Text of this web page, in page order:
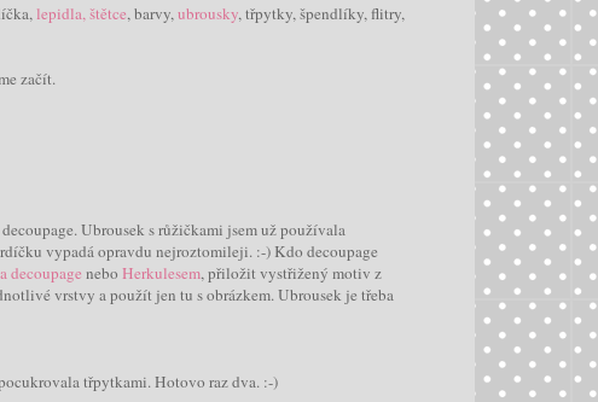
lepidla, štětce, barvy,ubrousky, třpytky, špendlíky, flitry,
začít.
Ubrousek s růžičkami jsem už používala
vypadá opravdu nejroztomileji. :-) Kdo decoupage
decoupage nebo Herkulesem, přiložit vystřižený motiv z
vrstvy a použít jen tu s obrázkem. Ubrousek je třeba
třpytkami. Hotovo raz dva. :-)